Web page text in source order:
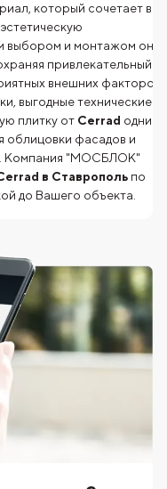
который сочетает в
выбором и монтажом она
привлекательный
внешних факторов.
выгодные технические
плитку от Cerrad одним
облицовки фасадов и
Компания "МОСБЛОК"
в Ставрополь по
до Вашего объекта.